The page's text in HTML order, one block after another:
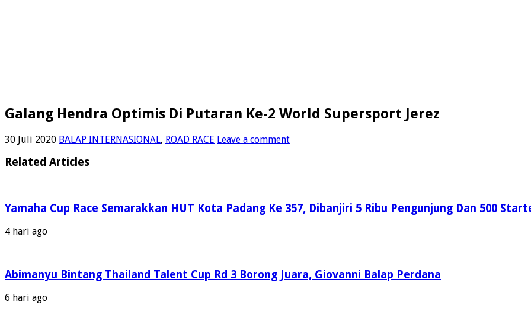
Galang Hendra Optimis Di Putaran Ke-2 World Supersport Jerez
30 Juli 2020 BALAP INTERNASIONAL, ROAD RACE Leave a comment
Related Articles
Yamaha Cup Race Semarakkan HUT Kota Padang Ke 357, Dibanjiri 5 Ribu Pengunjung Dan 500
4 hari ago
Abimanyu Bintang Thailand Talent Cup Rd 3 Borong Juara, Giovanni Balap Perdana
6 hari ago